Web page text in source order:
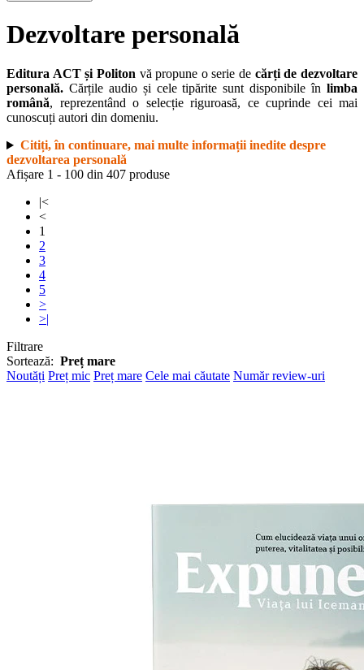
Dezvoltare personală
Editura ACT și Politon vă propune o serie de cărți de dezvoltare
personală. Cărțile audio și cele tipărite sunt disponibile în limba
română, reprezentând o selecție riguroasă, ce cuprinde cei mai
cunoscuți autori din domeniu.
Citiți, în continuare, mai multe informații inedite despre
dezvoltarea personală
Afișare 1 - 100 din 407 produse
|<
<
1
2
3
4
5
>
>|
Filtrare
Sortează: Preț mare
Noutăți Preț mic Preț mare Cele mai căutate Număr review-uri